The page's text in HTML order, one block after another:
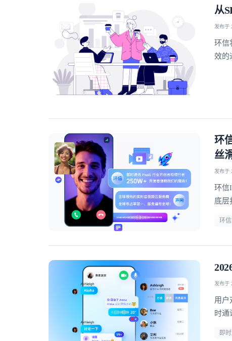
从
发布于
环信
效的
环
丝
发布于
环信
底层
环
发布于
用户
时通
即